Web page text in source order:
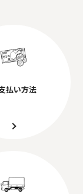
払い方法